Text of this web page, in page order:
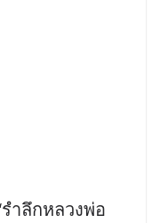
ำลึกหลวงพ่อ